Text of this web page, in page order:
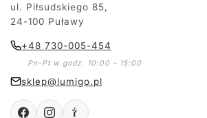
ul. Piłsudskiego 85,
24-100 Puławy
+48 730-005-454
Pn-Pt w godz. 10:00 – 15:00
sklep@lumigo.pl